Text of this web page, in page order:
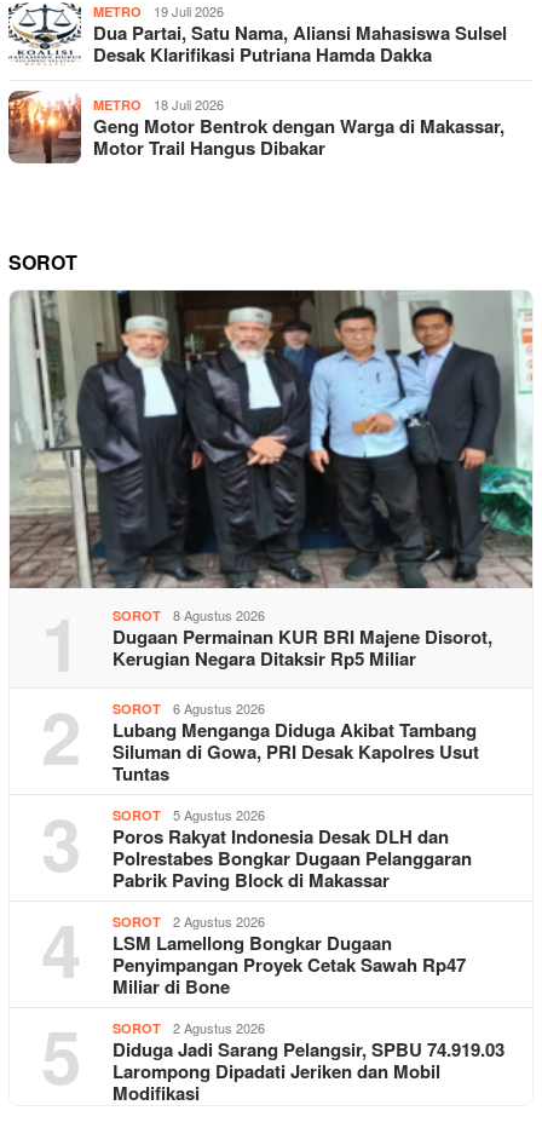
METRO 19 Juli 2026
Dua Partai, Satu Nama, Aliansi Mahasiswa Sulsel
Desak Klarifikasi Putriana Hamda Dakka
METRO 18 Juli 2026
Geng Motor Bentrok dengan Warga di Makassar,
Motor Trail Hangus Dibakar
SOROT
1 SOROT 8 Agustus 2026
Dugaan Permainan KUR BRI Majene Disorot,
Kerugian Negara Ditaksir Rp5 Miliar
2 SOROT 6 Agustus 2026
Lubang Menganga Diduga Akibat Tambang
Siluman di Gowa, PRI Desak Kapolres Usut
Tuntas
3 SOROT 5 Agustus 2026
Poros Rakyat Indonesia Desak DLH dan
Polrestabes Bongkar Dugaan Pelanggaran
Pabrik Paving Block di Makassar
4 SOROT 2 Agustus 2026
LSM Lamellong Bongkar Dugaan
Penyimpangan Proyek Cetak Sawah Rp47
Miliar di Bone
5 SOROT 2 Agustus 2026
Diduga Jadi Sarang Pelangsir, SPBU 74.919.03
Larompong Dipadati Jeriken dan Mobil
Modifikasi